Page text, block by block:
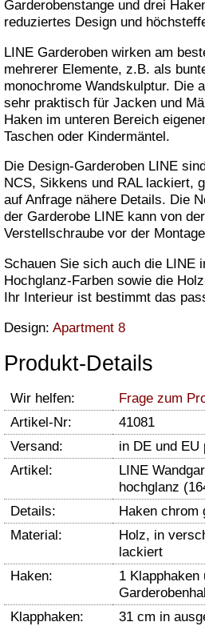
Garderobenstange und drei
reduziertes Design und
LINE Garderoben wirken am
mehrerer Elemente, z.B. als
monochrome Wandskulptur. Die
sehr praktisch für Jacken und
Haken im unteren Bereich
Taschen oder Kindermäntel.
Die Design-Garderoben LINE
NCS, Sikkens und RAL lackiert,
auf Anfrage nähere Details. Die
der Garderobe LINE kann von
Verstellschraube vor der
Schauen Sie sich auch die LINE
Hochglanz-Farben sowie die
Ihr Interieur ist bestimmt das
Design: Apartment 8
Produkt-Details
Wir helfen:
Frage zum
Artikel-Nr:
41081
Versand:
in DE und EU
Artikel:
LINE
hochglanz
Details:
Haken chrom
Material:
Holz, in
lackiert
Haken:
1 Klapphaken
Klapphaken:
31 cm in